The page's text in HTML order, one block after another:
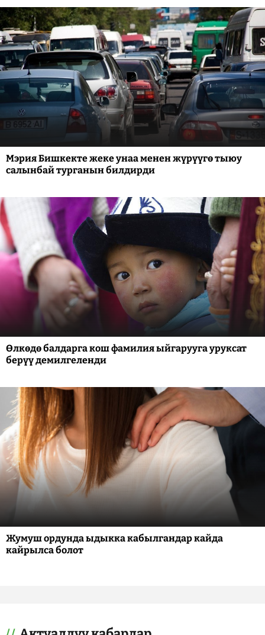
Мэрия Бишкекте жеке унаа менен жүрүүгө тыюу
салынбай турганын билдирди
Өлкөдө балдарга кош фамилия ыйгарууга уруксат
берүү демилгеленди
Жумуш ордунда ыдыкка кабылгандар кайда
кайрылса болот